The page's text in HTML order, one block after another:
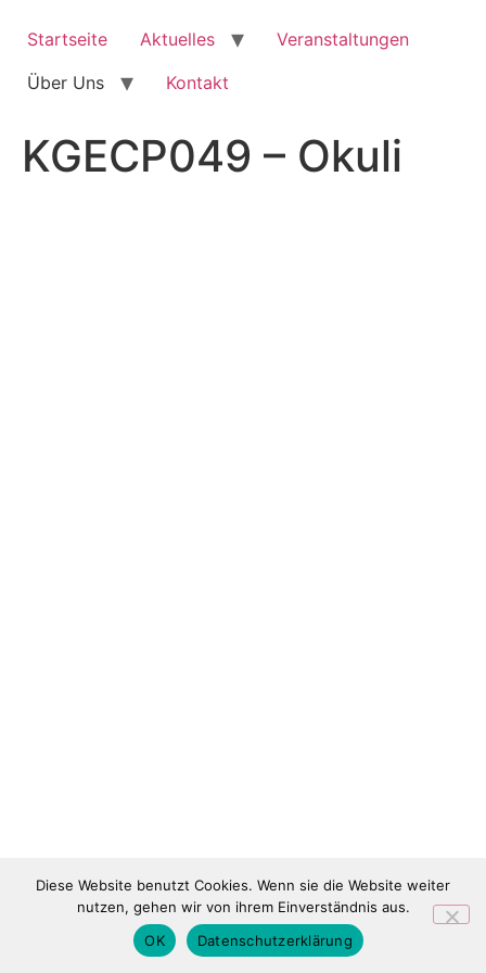
InhaltStartseite Aktuelles
Veranstaltungen
Über Uns
Kontakt
KGECP049 – Okuli
Diese Website benutzt Cookies. Wenn sie die Website weiter
nutzen, gehen wir von ihrem Einverständnis aus.
OK
Datenschutzerklärung